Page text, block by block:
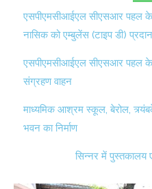
एसपीएमसीआईएल सीएसआर पहल
नासिक को एम्बुलेंस (टाइप डी)
एसपीएमसीआईएल सीएसआर पहल के
संग्रहण वाहन
माध्यमिक आश्रम स्कूल, बेरोल,
भवन का निर्माण
सिन्नर में पुस्तकालय